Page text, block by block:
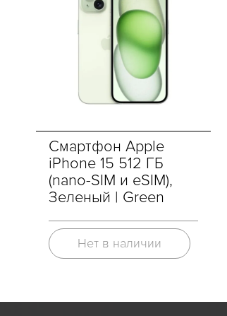
Смартфон Apple
iPhone 15 512 ГБ
(nano-SIM и eSIM),
Зеленый | Green
Нет в наличии